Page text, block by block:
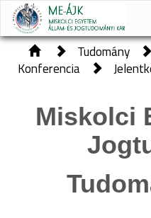
Tudomány
Konferencia
Miskolci